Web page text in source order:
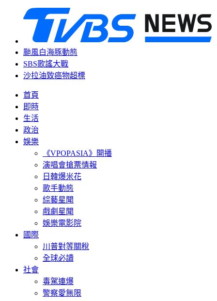
颱風白海豚動態
SBS歌謠大戰
沙拉油致癌物超標
首頁
即時
生活
政治
娛樂
《VPOPASIA》開播
演唱會搶票情報
日韓爆米花
歌手動態
綜藝星聞
戲劇星聞
娛樂電影院
國際
川普對等關稅
全球必讀
社會
毒駕連爆
警察愛無限